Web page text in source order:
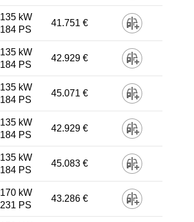
135 kW
184 PS
41.751 €
135 kW
184 PS
42.929 €
135 kW
184 PS
45.071 €
135 kW
184 PS
42.929 €
135 kW
184 PS
45.083 €
170 kW
231 PS
43.286 €